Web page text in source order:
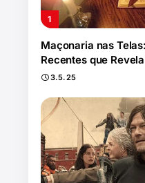
Maçonaria nas
Recentes que
3.5.25